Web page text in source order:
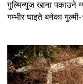
गुल्मिन्युज खाना पकाउने
गम्भीर घाइते बनेका